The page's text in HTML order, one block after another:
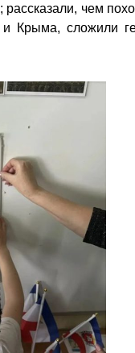
чем
Крыма, сложили